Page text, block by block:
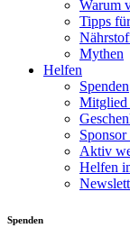
Warum
Tipps
Mythen
Helfen
Spenden
Mitglied
Aktiv
Helfen
Spenden